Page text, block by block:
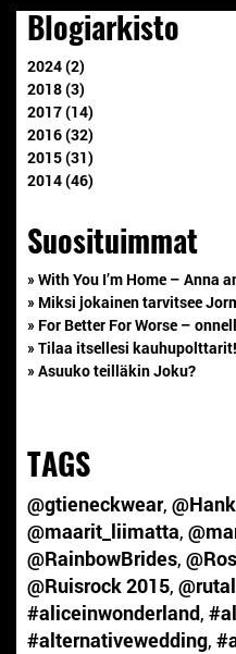
Blogiarkisto
2024 (2)
2018 (3)
2017 (14)
2016 (32)
2015 (31)
2014 (46)
Suosituimmat
» With You I’m Home – Anna
» Miksi jokainen tarvitsee
» For Better For Worse –
» Tilaa itsellesi kauhupolttarit!
» Asuuko teilläkin Joku?
TAGS
@gtieneckwear,
@maarit_liimatta,
@RainbowBrides,
@Ruisrock 2015,
#aliceinwonderland,
#alternativewedding,